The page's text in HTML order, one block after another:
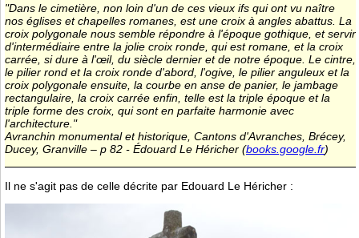
"Dans le cimetière, non loin d'un de ces vieux ifs qui ont vu naître
nos églises et chapelles romanes, est une croix à angles abattus. La
croix polygonale nous semble répondre à l'époque gothique, et servir
d'intermédiaire entre la jolie croix ronde, qui est romane, et la croix
carrée, si dure à l'œil, du siècle dernier et de notre époque. Le cintre,
le pilier rond et la croix ronde d'abord, l'ogive, le pilier anguleux et la
croix polygonale ensuite, la courbe en anse de panier, le jambage
rectangulaire, la croix carrée enfin, telle est la triple époque et la
triple forme des croix, qui sont en parfaite harmonie avec
l'architecture."
Avranchin monumental et historique, Cantons d'Avranches, Brécey,
Ducey, Granville – p 82 - Édouard Le Héricher (books.google.fr)
Il ne s'agit pas de celle décrite par Edouard Le Héricher :